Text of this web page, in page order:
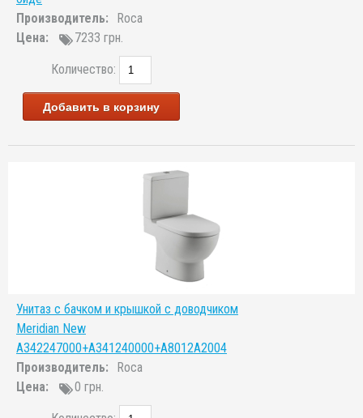
Производитель:
Roca
Цена:
7233 грн.
Количество:
Добавить в корзину
Унитаз с бачком и крышкой с доводчиком
Meridian New
A342247000+A341240000+A8012A2004
Производитель:
Roca
Цена:
0 грн.